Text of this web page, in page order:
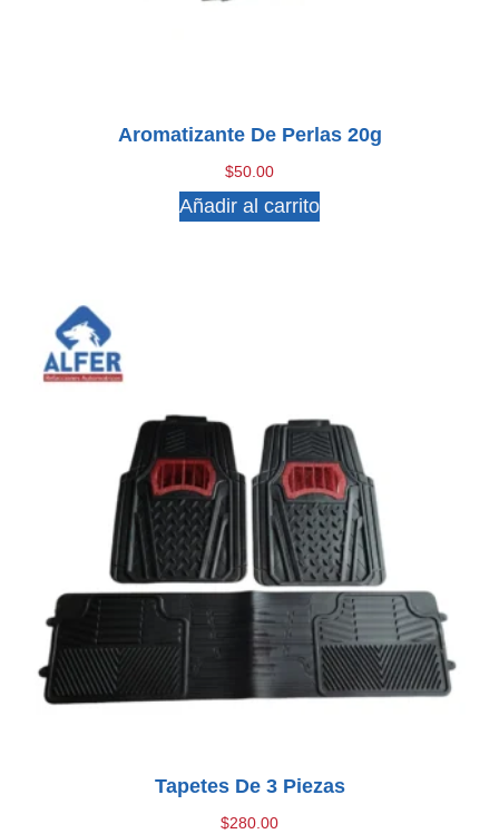
Aromatizante De Perlas 20g
$50.00
Añadir al carrito
Tapetes De 3 Piezas
$280.00